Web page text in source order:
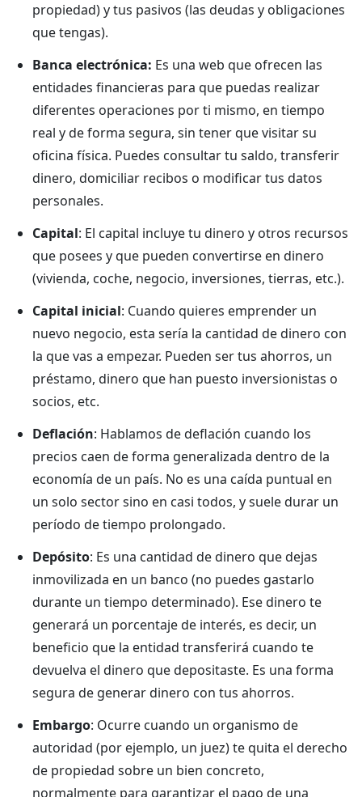
propiedad) y tus pasivos (las deudas y obligaciones
que tengas).
Banca electrónica: Es una web que ofrecen las
entidades financieras para que puedas realizar
diferentes operaciones por ti mismo, en tiempo
real y de forma segura, sin tener que visitar su
oficina física. Puedes consultar tu saldo, transferir
dinero, domiciliar recibos o modificar tus datos
personales.
Capital: El capital incluye tu dinero y otros recursos
que posees y que pueden convertirse en dinero
(vivienda, coche, negocio, inversiones, tierras, etc.).
Capital inicial: Cuando quieres emprender un
nuevo negocio, esta sería la cantidad de dinero con
la que vas a empezar. Pueden ser tus ahorros, un
préstamo, dinero que han puesto inversionistas o
socios, etc.
Deflación: Hablamos de deflación cuando los
precios caen de forma generalizada dentro de la
economía de un país. No es una caída puntual en
un solo sector sino en casi todos, y suele durar un
período de tiempo prolongado.
Depósito: Es una cantidad de dinero que dejas
inmovilizada en un banco (no puedes gastarlo
durante un tiempo determinado). Ese dinero te
generará un porcentaje de interés, es decir, un
beneficio que la entidad transferirá cuando te
devuelva el dinero que depositaste. Es una forma
segura de generar dinero con tus ahorros.
Embargo: Ocurre cuando un organismo de
autoridad (por ejemplo, un juez) te quita el derecho
de propiedad sobre un bien concreto,
normalmente para garantizar el pago de una